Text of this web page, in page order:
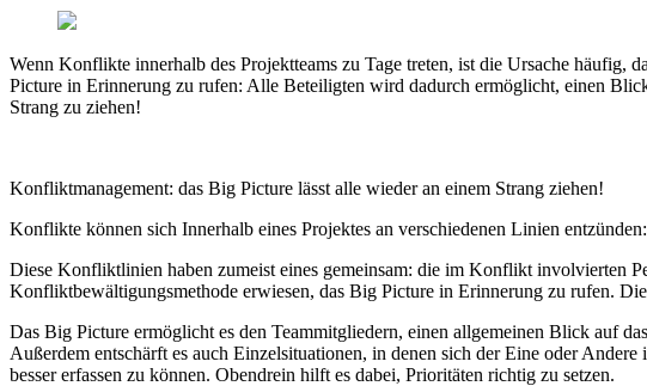
Wenn Konflikte innerhalb des Projektteams zu Tage treten, ist die Ursache häufig,
Picture in Erinnerung zu rufen: Alle Beteiligten wird dadurch ermöglicht, einen
Strang zu ziehen!
Konfliktmanagement: das Big Picture lässt alle wieder an einem Strang ziehen!
Konflikte können sich Innerhalb eines Projektes an verschiedenen Linien
Diese Konfliktlinien haben zumeist eines gemeinsam: die im Konflikt involvierten
Konfliktbewältigungsmethode erwiesen, das Big Picture in Erinnerung zu rufen.
Das Big Picture ermöglicht es den Teammitgliedern, einen allgemeinen Blick auf
Außerdem entschärft es auch Einzelsituationen, in denen sich der Eine oder
besser erfassen zu können. Obendrein hilft es dabei, Prioritäten richtig zu setzen.